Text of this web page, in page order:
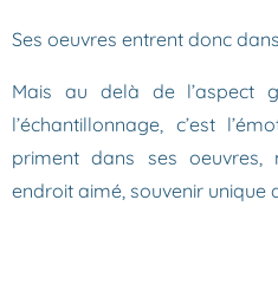
Ses oeuvres entrent donc
Mais au delà de l’aspect
l’échantillonnage, c’est
priment dans ses oeuvres,
endroit aimé, souvenir unique